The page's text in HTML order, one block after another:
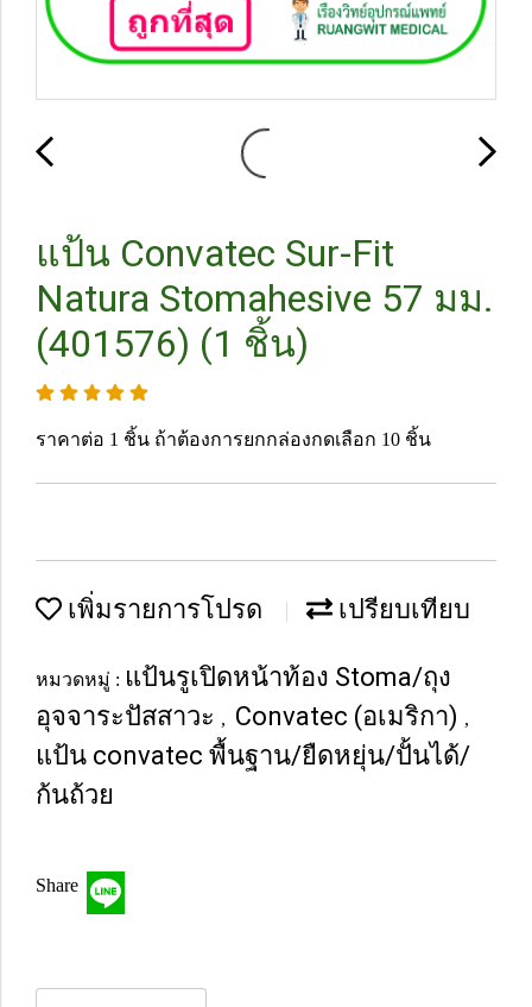
แป้น Convatec Sur-Fit
Natura Stomahesive 57 มม.
(401576) (1 ชิ้น)
ราคาต่อ 1 ชิ้น ถ้าต้องการยกกล่องกดเลือก 10 ชิ้น
เพิ่มรายการโปรด เปรียบเทียบ
หมวดหมู่ : แป้นรูเปิดหน้าท้อง Stoma/ถุง
อุจจาระปัสสาวะ , Convatec (อเมริกา) ,
แป้น convatec พื้นฐาน/ยืดหยุ่น/ปั้นได้/
ก้นถ้วย
Share